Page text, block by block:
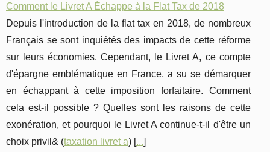
Comment le Livret A Échappe à la Flat Tax de 2018
Depuis l'introduction de la flat tax en 2018, de nombreux
Français se sont inquiétés des impacts de cette réforme
sur leurs économies. Cependant, le Livret A, ce compte
d'épargne emblématique en France, a su se démarquer
en échappant à cette imposition forfaitaire. Comment
cela est-il possible ? Quelles sont les raisons de cette
exonération, et pourquoi le Livret A continue-t-il d'être un
choix privil& (taxation livret a) [...]